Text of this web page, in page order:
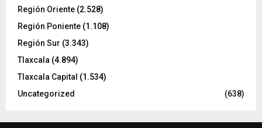
Región Oriente (2.528)
Región Poniente (1.108)
Región Sur (3.343)
Tlaxcala (4.894)
Tlaxcala Capital (1.534)
Uncategorized
(638)